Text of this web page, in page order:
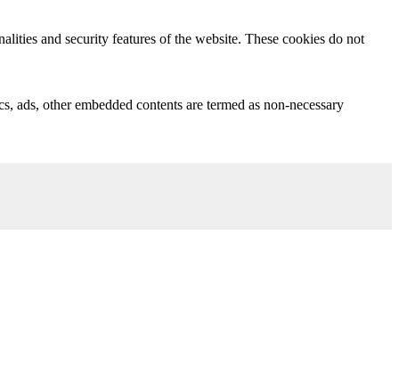
and security features of the website. These cookies do not
other embedded contents are termed as non-necessary